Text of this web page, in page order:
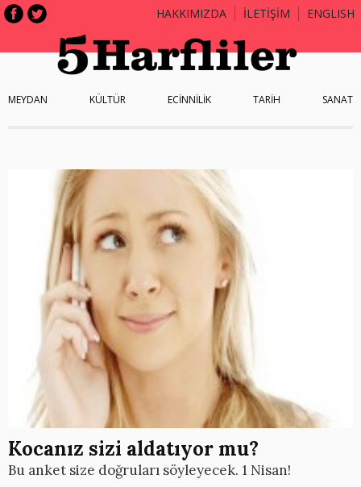
HAKKIMIZDA İLETİŞİM ENGLISH
MEYDAN KÜLTÜR ECİNNİLİK TARİH SANAT
Kocanız sizi aldatıyor mu?
Bu anket size doğruları söyleyecek. 1 Nisan!